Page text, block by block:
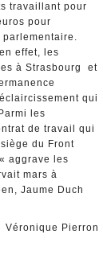
travaillant pour
pour
parlementaire.
effet, les
à Strasbourg et
qui
les
de travail qui
du Front
aggrave les
mars à
Jaume Duch
Véronique Pierron